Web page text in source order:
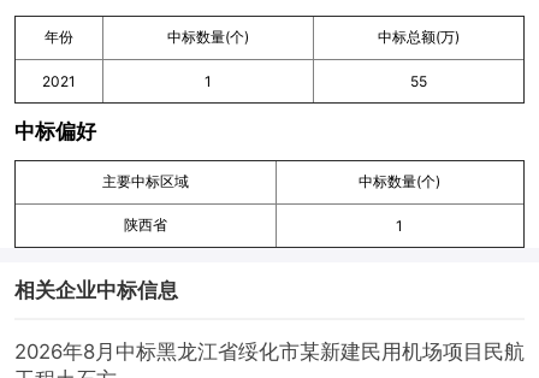
年份 中标数量(个) 中标总额(万)
2021 1 55
中标偏好
主要中标区域 中标数量(个)
陕西省 1
相关企业中标信息
2026年8月中标黑龙江省绥化市某新建民用机场项目民航